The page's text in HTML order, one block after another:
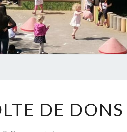
DES
Base De
Connaissance
À L'attention
De Tous Les
Parents Des
Le Jardin
DE DONS
Commentaires